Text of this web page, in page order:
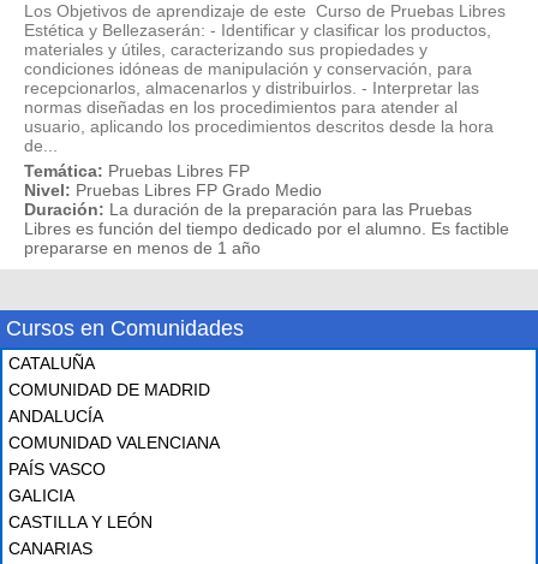
Los Objetivos de aprendizaje de este Curso de Pruebas Libres
Estética y Bellezaserán: - Identificar y clasificar los productos,
materiales y útiles, caracterizando sus propiedades y
condiciones idóneas de manipulación y conservación, para
recepcionarlos, almacenarlos y distribuirlos. - Interpretar las
normas diseñadas en los procedimientos para atender al
usuario, aplicando los procedimientos descritos desde la hora
de...
Temática: Pruebas Libres FP
Nivel: Pruebas Libres FP Grado Medio
Duración: La duración de la preparación para las Pruebas
Libres es función del tiempo dedicado por el alumno. Es factible
prepararse en menos de 1 año
Cursos en Comunidades
CATALUÑA
COMUNIDAD DE MADRID
ANDALUCÍA
COMUNIDAD VALENCIANA
PAÍS VASCO
GALICIA
CASTILLA Y LEÓN
CANARIAS